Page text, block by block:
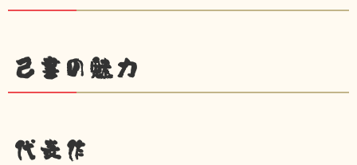
己書の魅力
代表作